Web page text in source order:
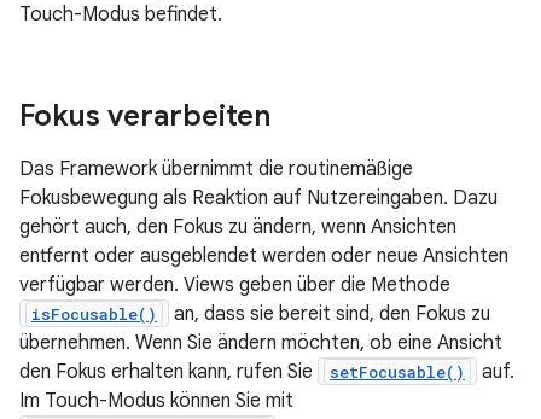
Touch-Modus befindet.
Fokus verarbeiten
Das Framework übernimmt die routinemäßige
Fokusbewegung als Reaktion auf Nutzereingaben. Dazu
gehört auch, den Fokus zu ändern, wenn Ansichten
entfernt oder ausgeblendet werden oder neue Ansichten
verfügbar werden. Views geben über die Methode
isFocusable()
an, dass sie bereit sind, den Fokus zu
übernehmen. Wenn Sie ändern möchten, ob eine Ansicht
den Fokus erhalten kann, rufen Sie
setFocusable()
auf.
Im Touch-Modus können Sie mit